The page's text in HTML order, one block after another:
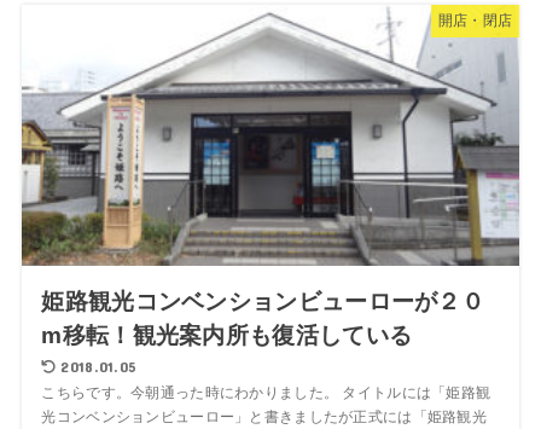
開店・閉店
姫路観光コンベンションビューローが２０
m移転！観光案内所も復活している
2018.01.05
こちらです。今朝通った時にわかりました。 タイトルには「姫路観
光コンベンションビューロー」と書きましたが正式には「姫路観光